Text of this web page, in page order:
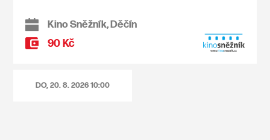
Kino Sněžník, Děčín
90 Kč
DO, 20. 8. 202610:00